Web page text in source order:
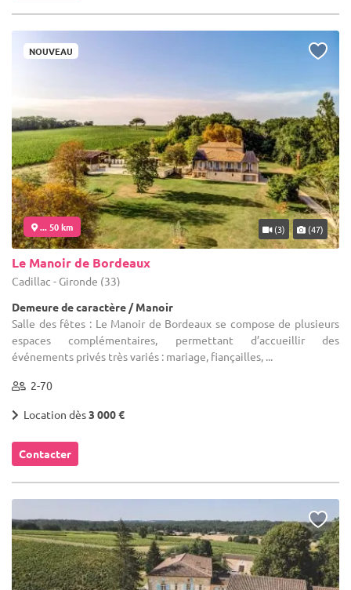
NOUVEAU
... 50 km (3) (47)
Le Manoir de Bordeaux
Cadillac - Gironde (33)
Demeure de caractère / Manoir
Salle des fêtes : Le Manoir de Bordeaux se compose de plusieurs
espaces complémentaires, permettant d’accueillir des
événements privés très variés : mariage, fiançailles, ...
2-70
Location dès3 000 €
Contacter